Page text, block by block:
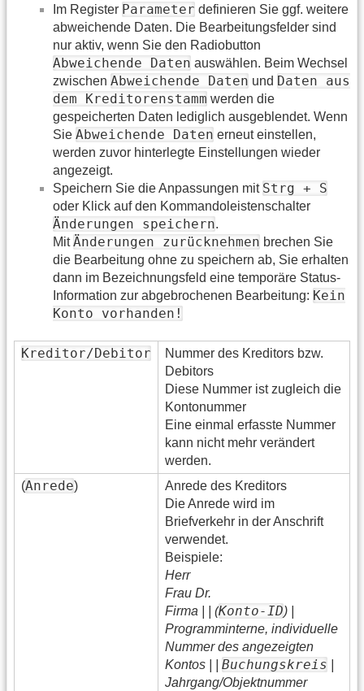
Im Register Parameter definieren Sie ggf. weitere
abweichende Daten. Die Bearbeitungsfelder sind
nur aktiv, wenn Sie den Radiobutton
Abweichende Daten auswählen. Beim Wechsel
zwischen Abweichende Daten und Daten aus
dem Kreditorenstamm werden die
gespeicherten Daten lediglich ausgeblendet. Wenn
Sie Abweichende Daten erneut einstellen,
werden zuvor hinterlegte Einstellungen wieder
angezeigt.
Speichern Sie die Anpassungen mit Strg + S
oder Klick auf den Kommandoleistenschalter
Änderungen speichern.
MitÄnderungen zurücknehmen brechen Sie
die Bearbeitung ohne zu speichern ab, Sie erhalten
dann im Bezeichnungsfeld eine temporäre Status-
Information zur abgebrochenen Bearbeitung: Kein
Konto vorhanden!
Kreditor/Debitor
Nummer des Kreditors bzw.
Debitors
Diese Nummer ist zugleich die
Kontonummer
Eine einmal erfasste Nummer
kann nicht mehr verändert
werden.
(Anrede)
Anrede des Kreditors
Die Anrede wird im
Briefverkehr in der Anschrift
verwendet.
Beispiele:
Herr
Frau Dr.
Firma | | (Konto-ID) |
Programminterne, individuelle
Nummer des angezeigten
Kontos | | Buchungskreis
Jahrgang/Objektnummer